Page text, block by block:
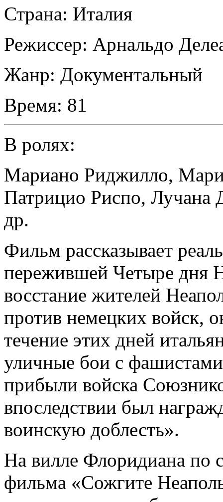
Страна: Италия
Режиссер: Арнальдо
Жанр: Документальный
Время: 81
В ролях:
Мариано Риджилло,
Патрицио Риспо, Лучана
др.
Фильм рассказывает
пережившей Четыре дня
восстание жителей
против немецких войск,
течение этих дней
уличные бои с
прибыли войска
впоследствии был
воинскую доблесть».
На вилле Флоридиана по
фильма «Сожгите